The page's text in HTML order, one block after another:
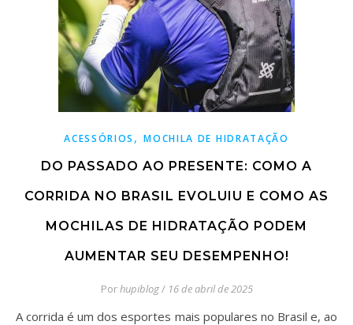
ACESSÓRIOS ,MOCHILA DE HIDRATAÇÃO
DO PASSADO AO PRESENTE: COMO A
CORRIDA NO BRASIL EVOLUIU E COMO AS
MOCHILAS DE HIDRATAÇÃO PODEM
AUMENTAR SEU DESEMPENHO!
Porhupiblog/ 16 de abril de 2025
A corrida é um dos esportes mais populares no Brasil e, ao